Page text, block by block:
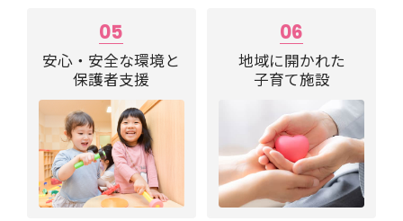
05
安心・安全な環境と
保護者支援
06
地域に開かれた
子育て施設